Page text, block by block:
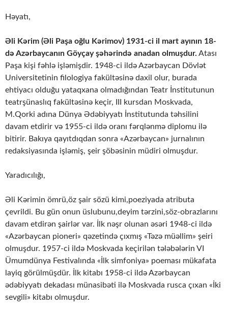
Həyatı,
Əli Kərim (Əli Paşa oğlu Kərimov) 1931-ci il mart ayının 18-
də Azərbaycanın Göyçay şəhərində anadan olmuşdur. Atası
Paşa kişi fəhlə işləmişdir. 1948-ci ildə Azərbaycan Dövlət
Universitetinin filologiya fakültəsinə daxil olur, burada
ehtiyacı olduğu yataqxana olmadığından Teatr İnstitutunun
teatrşünaslıq fakültəsinə keçir, III kursdan Moskvada,
M.Qorki adına Dünya Ədəbiyyatı İnstitutunda təhsilini
davam etdirir və 1955-ci ildə oranı fərqlənmə diplomu ilə
bitirir. Bakıya qayıtdıqdan sonra «Azərbaycan» jurnalının
redaksiyasında işləmiş, şeir şöbəsinin müdiri olmuşdur.
Yaradıcılığı,
Əli Kərimin ömrü,öz şair sözü kimi,poeziyada atributa
çevrildi. Bu gün onun üslubunu,deyim tərzini,söz-obrazlarını
davam etdirən şairlər var. İlk nəşr olunan əsəri 1948-ci ildə
«Azərbaycan pioneri» qəzetində çıxmış «Təzə müəllim» şeiri
olmuşdur. 1957-ci ildə Moskvada keçirilən tələbələrin VI
Ümumdünya Festivalında «İlk simfoniya» poeması mükafata
layiq görülmüşdür. İlk kitabı 1958-ci ildə Azərbaycan
ədəbiyyatı dekadası münasibəti ilə Moskvada rusca çıxan «İki
sevgili» kitabı olmuşdur.